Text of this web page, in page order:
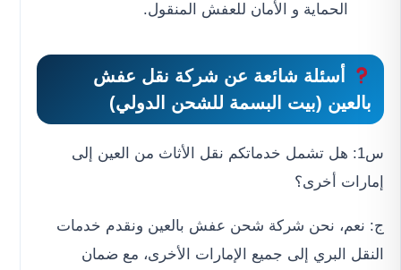
الحماية و الأمان للعفش المنقول.
أسئلة شائعة عن شركة نقل عفش
بالعين (بيت البسمة للشحن الدولي)
س1: هل تشمل خدماتكم نقل الأثاث من العين إلى
إمارات أخرى؟
ج: نعم، نحن شركة شحن عفش بالعين ونقدم خدمات
النقل البري إلى جميع الإمارات الأخرى، مع ضمان